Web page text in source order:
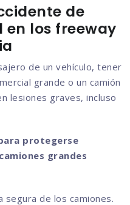
de
los freeway
de un vehículo, tener
grande o un camión
lesiones graves, incluso
protegerse
grandes
segura de los camiones.